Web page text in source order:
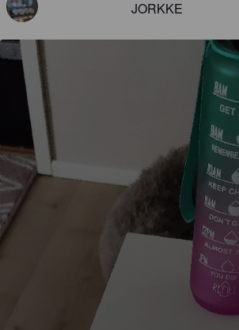
JORKKE